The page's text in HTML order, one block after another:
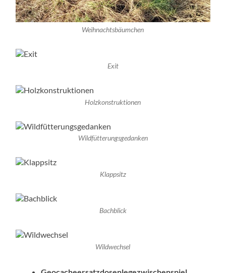
Weihnachtsbäumchen
Exit
Holzkonstruktionen
Wildfütterungsgedanken
Klappsitz
Bachblick
Wildwechsel